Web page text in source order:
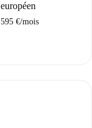
européen
595 €/mois